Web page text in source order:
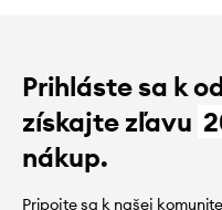
Prihláste sa k
získajte zľavu
nákup.
Pripojte sa k našej